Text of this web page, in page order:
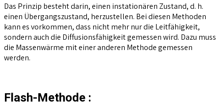
Das Prinzip besteht darin, einen instationären Zustand, d. h.
einen Übergangszustand, herzustellen. Bei diesen Methoden
kann es vorkommen, dass nicht mehr nur die Leitfähigkeit,
sondern auch die Diffusionsfähigkeit gemessen wird. Dazu muss
die Massenwärme mit einer anderen Methode gemessen
werden.
Flash-Methode :